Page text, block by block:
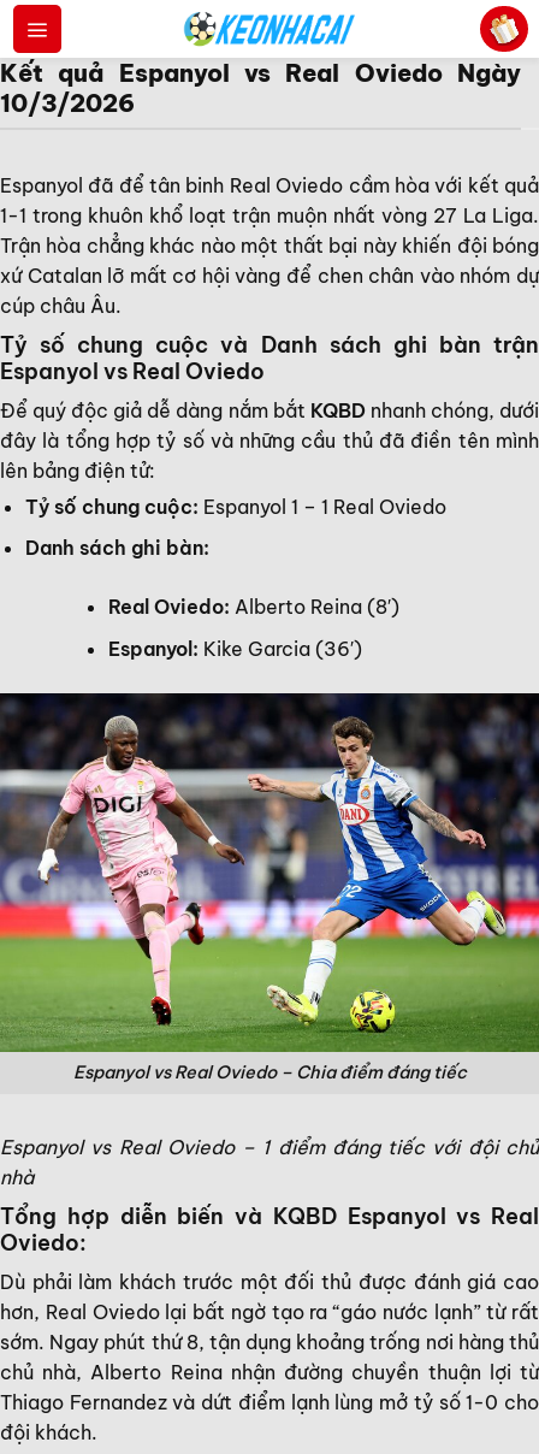
Bỏ
qua
nội
dung
Kết quả Espanyol vs Real Oviedo Ngày
10/3/2026
Espanyol đã để tân binh Real Oviedo cầm hòa với kết quả
1-1 trong khuôn khổ loạt trận muộn nhất vòng 27 La Liga.
Trận hòa chẳng khác nào một thất bại này khiến đội bóng
xứ Catalan lỡ mất cơ hội vàng để chen chân vào nhóm dự
cúp châu Âu.
Tỷ số chung cuộc và Danh sách ghi bàn trận
Espanyol vs Real Oviedo
Để quý độc giả dễ dàng nắm bắt KQBDnhanh chóng, dưới
đây là tổng hợp tỷ số và những cầu thủ đã điền tên mình
lên bảng điện tử:
Tỷ số chung cuộc: Espanyol 1 – 1 Real Oviedo
Danh sách ghi bàn:
Real Oviedo: Alberto Reina (8′)
Espanyol: Kike Garcia (36′)
Espanyol vs Real Oviedo – Chia điểm đáng tiếc
Espanyol vs Real Oviedo – 1 điểm đáng tiếc với đội chủ
nhà
Tổng hợp diễn biến và KQBD Espanyol vs Real
Oviedo:
Dù phải làm khách trước một đối thủ được đánh giá cao
hơn, Real Oviedo lại bất ngờ tạo ra “gáo nước lạnh” từ rất
sớm. Ngay phút thứ 8, tận dụng khoảng trống nơi hàng thủ
chủ nhà, Alberto Reina nhận đường chuyền thuận lợi từ
Thiago Fernandez và dứt điểm lạnh lùng mở tỷ số 1-0 cho
đội khách.